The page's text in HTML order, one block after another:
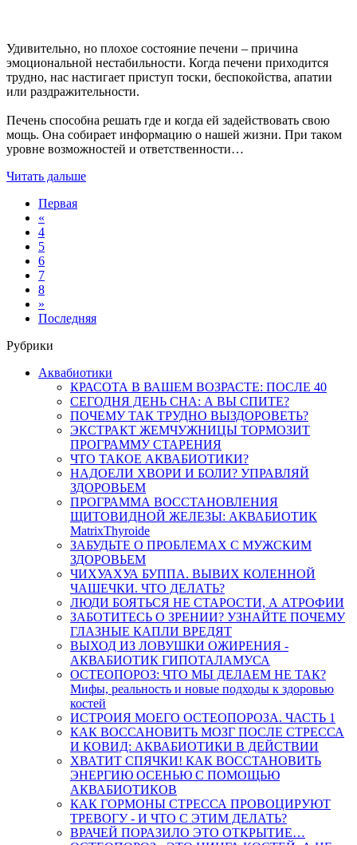
Удивительно, но плохое состояние печени – причина
эмоциональной нестабильности. Когда печени приходится
трудно, нас настигает приступ тоски, беспокойства, апатии
или раздражительности.
Печень способна решать где и когда ей задействовать свою
мощь. Она собирает информацию о нашей жизни. При таком
уровне возможностей и ответственности…
Читать дальше
Первая
«
4
5
6
7
8
»
Последняя
Рубрики
Аквабиотики
КРАСОТА В ВАШЕМ ВОЗРАСТЕ: ПОСЛЕ 40
СЕГОДНЯ ДЕНЬ СНА: А ВЫ СПИТЕ?
ПОЧЕМУ ТАК ТРУДНО ВЫЗДОРОВЕТЬ?
ЭКСТРАКТ ЖЕМЧУЖНИЦЫ ТОРМОЗИТ
ПРОГРАММУ СТАРЕНИЯ
ЧТО ТАКОЕ АКВАБИОТИКИ?
НАДОЕЛИ ХВОРИ И БОЛИ? УПРАВЛЯЙ
ЗДОРОВЬЕМ
ПРОГРАММА ВОССТАНОВЛЕНИЯ
ЩИТОВИДНОЙ ЖЕЛЕЗЫ: АКВАБИОТИК
MatrixThyroide
ЗАБУДЬТЕ О ПРОБЛЕМАХ С МУЖСКИМ
ЗДОРОВЬЕМ
ЧИХУАХУА БУППА. ВЫВИХ КОЛЕННОЙ
ЧАШЕЧКИ. ЧТО ДЕЛАТЬ?
ЛЮДИ БОЯТЬСЯ НЕ СТАРОСТИ, А АТРОФИИ
ЗАБОТИТЕСЬ О ЗРЕНИИ? УЗНАЙТЕ ПОЧЕМУ
ГЛАЗНЫЕ КАПЛИ ВРЕДЯТ
ВЫХОД ИЗ ЛОВУШКИ ОЖИРЕНИЯ -
АКВАБИОТИК ГИПОТАЛАМУСА
ОСТЕОПОРОЗ: ЧТО МЫ ДЕЛАЕМ НЕ ТАК?
Мифы, реальность и новые подходы к здоровью
костей
ИСТРОИЯ МОЕГО ОСТЕОПОРОЗА. ЧАСТЬ 1
КАК ВОССАНОВИТЬ МОЗГ ПОСЛЕ СТРЕССА
И КОВИД: АКВАБИОТИКИ В ДЕЙСТВИИ
ХВАТИТ СПЯЧКИ! КАК ВОССТАНОВИТЬ
ЭНЕРГИЮ ОСЕНЬЮ С ПОМОЩЬЮ
АКВАБИОТИКОВ
КАК ГОРМОНЫ СТРЕССА ПРОВОЦИРУЮТ
ТРЕВОГУ - И ЧТО С ЭТИМ ДЕЛАТЬ?
ВРАЧЕЙ ПОРАЗИЛО ЭТО ОТКРЫТИЕ…